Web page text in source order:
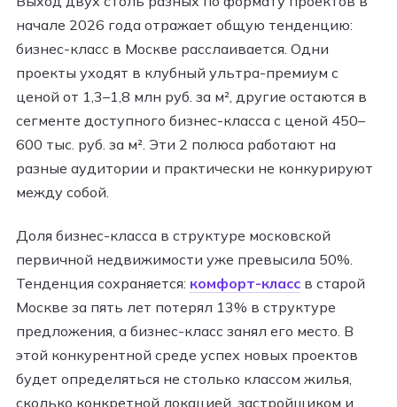
начале 2026 года отражает общую тенденцию:
бизнес-класс в Москве расслаивается. Одни
проекты уходят в клубный ультра-премиум с
ценой от 1,3–1,8 млн руб. за м², другие остаются в
сегменте доступного бизнес-класса с ценой 450–
600 тыс. руб. за м². Эти 2 полюса работают на
разные аудитории и практически не конкурируют
между собой.
Доля бизнес-класса в структуре московской
первичной недвижимости уже превысила 50%.
Тенденция сохраняется: комфорт-класс в старой
Москве за пять лет потерял 13% в структуре
предложения, а бизнес-класс занял его место. В
этой конкурентной среде успех новых проектов
будет определяться не столько классом жилья,
сколько конкретной локацией, застройщиком и